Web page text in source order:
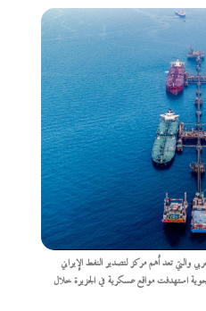
والتي تعد أهم مركز لتصدير النفط الإيراني
استهدفت مواقع عسكرية في الجزيرة خلال